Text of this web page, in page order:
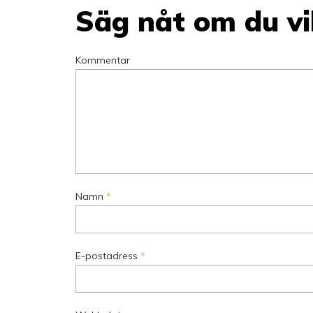
Säg nåt om du
Kommentar
Namn *
E-postadress *